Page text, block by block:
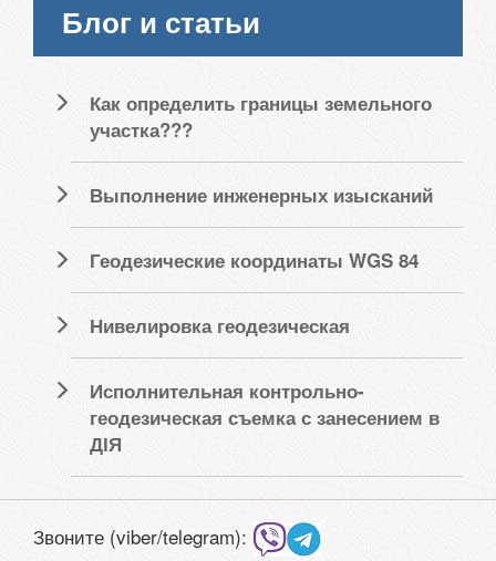
Блог и статьи
Как определить границы земельного
участка???
Выполнение инженерных изысканий
Геодезические координаты WGS 84
Нивелировка геодезическая
Исполнительная контрольно-
геодезическая съемка с занесением в
ДІЯ
Звоните (viber/telegram):